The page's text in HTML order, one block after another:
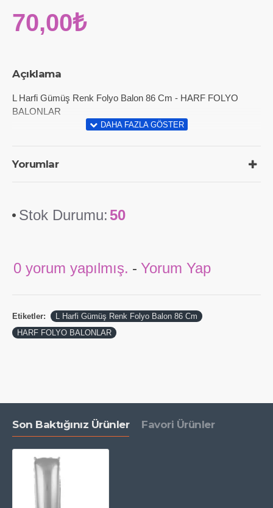
Açıklama
L Harfi Gümüş Renk Folyo Balon 86 Cm - HARF FOLYO
BALONLAR
Yorumlar
Stok Durumu: 50
0 yorum yapılmış. - Yorum Yap
70,00₺
Etiketler:
L Harfi Gümüş Renk Folyo Balon 86 Cm
HARF FOLYO BALONLAR
Son Baktığınız Ürünler Favori Ürünler